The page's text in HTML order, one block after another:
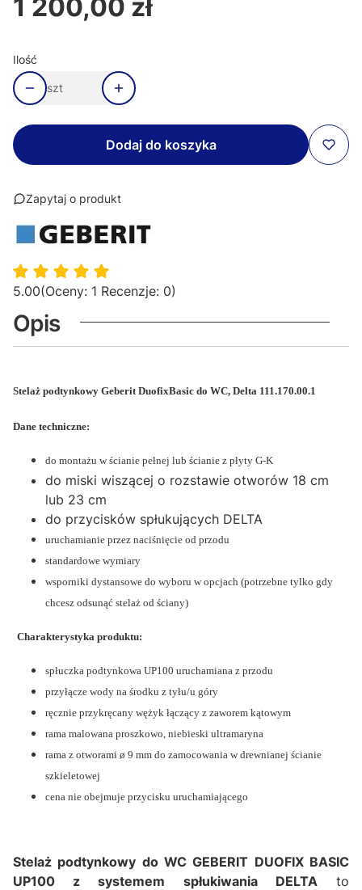
1 200,00 zł
Ilość
szt
Dodaj do koszyka
Zapytaj o produkt
5.00(Oceny: 1 Recenzje: 0)
Opis
Stelaż podtynkowy Geberit DuofixBasic do WC, Delta 111.170.00.1
Dane techniczne:
do montażu w ścianie pełnej lub ścianie z płyty G-K
do miski wiszącej o rozstawie otworów 18 cm
lub 23 cm
do przycisków spłukujących DELTA
uruchamianie przez naciśnięcie od przodu
standardowe wymiary
wsporniki dystansowe do wyboru w opcjach (potrzebne tylko gdy
chcesz odsunąć stelaż od ściany)
Charakterystyka produktu:
spłuczka podtynkowa UP100 uruchamiana z przodu
przyłącze wody na środku z tyłu/u góry
ręcznie przykręcany wężyk łączący z zaworem kątowym
rama malowana proszkowo, niebieski ultramaryna
rama z otworami ø 9 mm do zamocowania w drewnianej ścianie
szkieletowej
cena nie obejmuje przycisku uruchamiającego
Stelaż podtynkowy do WC GEBERIT DUOFIX BASIC
UP100 z systemem spłukiwania DELTA to